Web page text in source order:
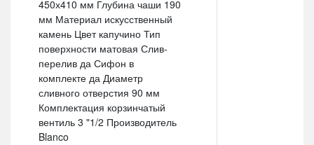
450х410 мм Глубина чаши 190
мм Материал искусственный
камень Цвет капучино Тип
поверхности матовая Слив-
перелив да Сифон в
комплекте да Диаметр
сливного отверстия 90 мм
Комплектация корзинчатый
вентиль 3 "1/2 Производитель
Blanco